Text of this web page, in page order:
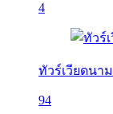
4
ทัวร์เวียดนาม
94